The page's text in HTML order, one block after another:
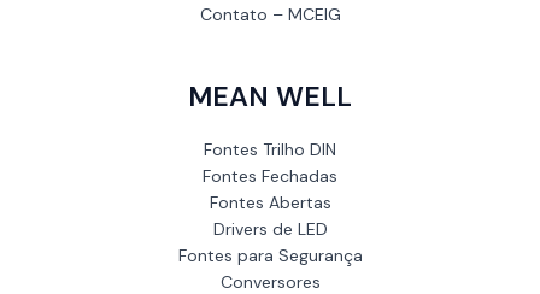
Contato – MCEIG
MEAN WELL
Fontes Trilho DIN
Fontes Fechadas
Fontes Abertas
Drivers de LED
Fontes para Segurança
Conversores